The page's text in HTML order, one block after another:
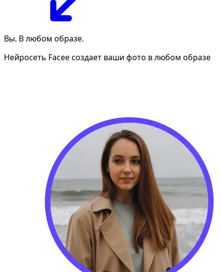
Вы. В любом образе.
Нейросеть Facee создает ваши фото в любом образе